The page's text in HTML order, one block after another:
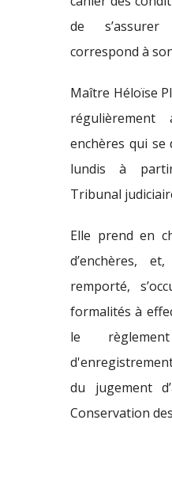
de
correspond à
Maître Héloïse
enchères qui
lundis à
Tribunal
Elle prend en
d’enchères,
remporté,
formalités à
le
du jugement
Conservation